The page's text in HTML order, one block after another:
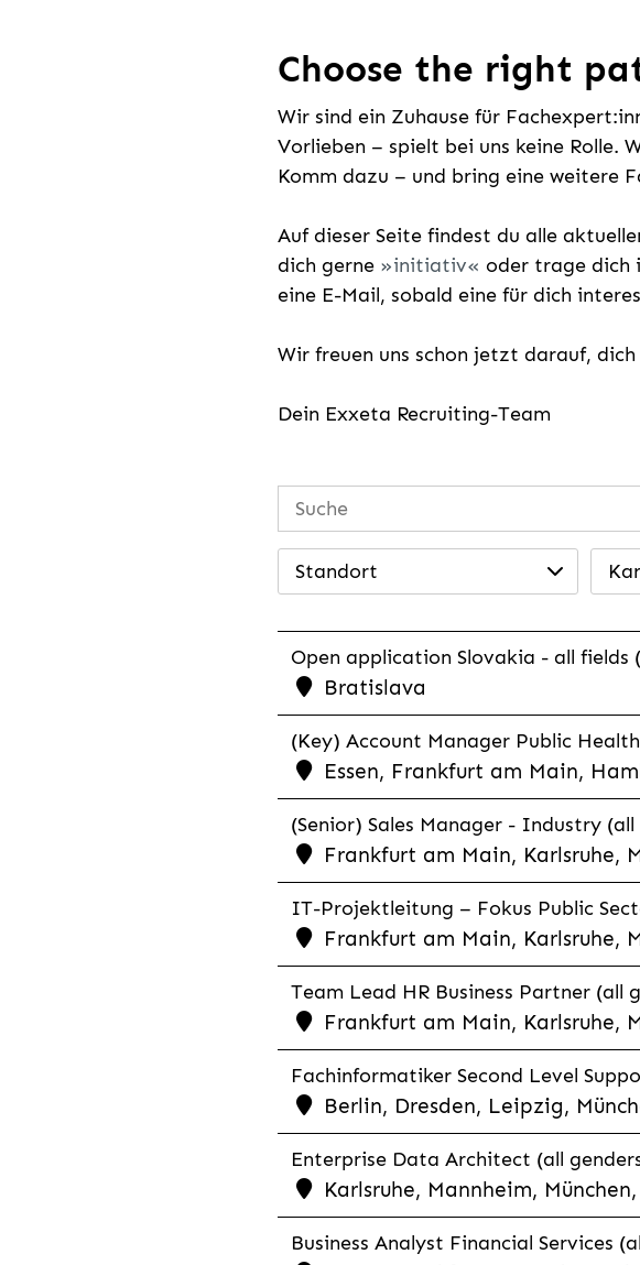
Choose the right
Wir sind ein Zuhause für
Vorlieben – spielt bei uns keine Rolle.
Komm dazu – und bring eine weitere
Auf dieser Seite findest du alle
dich gerne
initiativ oder trage dich
eine E-Mail, sobald eine für dich
Wir freuen uns schon jetzt darauf, dich
Dein Exxeta Recruiting-Team
Standort
Open application Slovakia - all fields
Bratislava
(Key) Account Manager Public
Essen, Frankfurt am Main,
(Senior) Sales Manager - Industry (all
Frankfurt am Main, Karlsruhe,
IT-Projektleitung – Fokus Public
Frankfurt am Main, Karlsruhe,
Team Lead HR Business Partner (all
Frankfurt am Main, Karlsruhe,
Fachinformatiker Second Level
Berlin, Dresden, Leipzig,
Enterprise Data Architect (all
Karlsruhe, Mannheim,
Business Analyst Financial Services